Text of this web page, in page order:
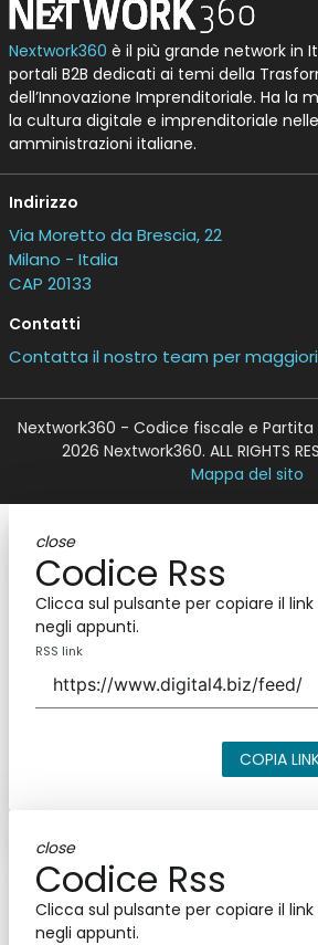
Nextwork360 è il più grande network in
portali B2B dedicati ai temi della
dell’Innovazione Imprenditoriale. Ha la
la cultura digitale e imprenditoriale
amministrazioni italiane.
Indirizzo
Via Moretto da Brescia, 22
Milano - Italia
CAP 20133
Contatti
Contatta il nostro team per
Nextwork360 - Codice fiscale e Partita
2026 Nextwork360. ALL RIGHTS
Mappa del sito
close
Codice Rss
Clicca sul pulsante per copiare il link
negli appunti.
RSS link
COPIA
close
Codice Rss
Clicca sul pulsante per copiare il link
negli appunti.